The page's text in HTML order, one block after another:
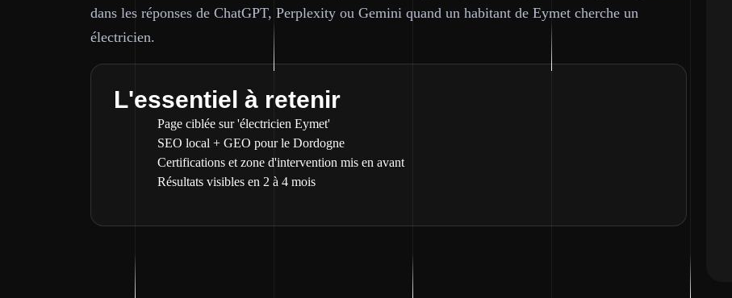
dans les réponses de ChatGPT, Perplexity ou Gemini quand un habitant de Eymet cherche un
électricien.
L'essentiel à retenir
Page ciblée sur 'électricien Eymet'
SEO local + GEO pour le Dordogne
Certifications et zone d'intervention mis en avant
Résultats visibles en 2 à 4 mois